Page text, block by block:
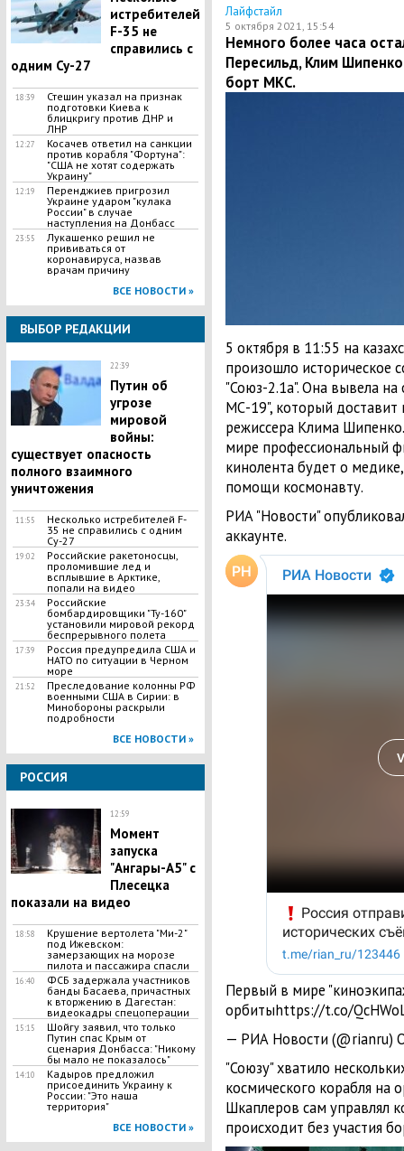
истребителей
F-35 не
справились с
одним Су-27
18:39
Стешин указал на признак
подготовки Киева к
блицкригу против ДНР и
ЛНР
12:27
​Косачев ответил на санкции
против корабля "Фортуна":
"США не хотят содержать
Украину"
12:19
Перенджиев пригрозил
Украине ударом "кулака
России" в случае
наступления на Донбасс
23:55
Лукашенко решил не
прививаться от
коронавируса, назвав
врачам причину
ВСЕ НОВОСТИ »
ВЫБОР РЕДАКЦИИ
22:39
Путин об
угрозе
мировой
войны:
существует опасность
полного взаимного
уничтожения
11:55
Несколько истребителей F-
35 не справились с одним
Су-27
19:02
Российские ракетоносцы,
проломившие лед и
всплывшие в Арктике,
попали на видео
23:34
Российские
бомбардировщики "Ту-160"
установили мировой рекорд
беспрерывного полета
17:39
Россия предупредила США и
НАТО по ситуации в Черном
море
21:52
Преследование колонны РФ
военными США в Сирии: в
Минобороны раскрыли
подробности
ВСЕ НОВОСТИ »
РОССИЯ
12:59
Момент
запуска
"Ангары-А5" с
Плесецка
показали на видео
18:58
Крушение вертолета "Ми-2"
под Ижевском:
замерзающих на морозе
пилота и пассажира спасли
16:40
ФСБ задержала участников
банды Басаева, причастных
к вторжению в Дагестан:
видеокадры спецоперации
15:15
Шойгу заявил, что только
Путин спас Крым от
сценария Донбасса: "Никому
бы мало не показалось"
14:10
Кадыров предложил
присоединить Украину к
России: "Это наша
территория"
ВСЕ НОВОСТИ »
Лайфстайл
5 октября 2021, 15:54
Немного более часа
Пересильд, Клим
борт МКС.
5 октября в 11:55 на
произошло историческое
"Союз-2.1а". Она вывела
МС-19", который
режиссера Клима
мире профессиональный
кинолента будет о
помощи космонавту.
РИА "Новости"
аккаунте.
Первый в мире
орбитыhttps://t.co/
— РИА Новости (@rianru)
"Союзу" хватило
космического корабля на
Шкаплеров сам управлял
происходит без участия